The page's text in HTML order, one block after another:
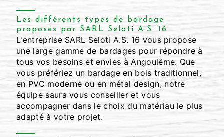
Les différents types de bardage
proposés par SARL Seloti A.S. 16
L'entreprise SARL Seloti A.S. 16 vous propose
une large gamme de bardages pour répondre à
tous vos besoins et envies à Angoulême. Que
vous préfériez un bardage en bois traditionnel,
en PVC moderne ou en métal design, notre
équipe saura vous conseiller et vous
accompagner dans le choix du matériau le plus
adapté à votre projet.